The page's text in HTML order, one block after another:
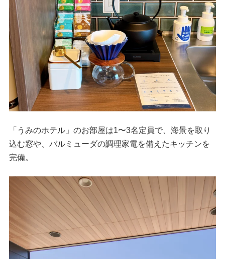
「うみのホテル」のお部屋は1〜3名定員で、海景を取り
込む窓や、バルミューダの調理家電を備えたキッチンを
完備。